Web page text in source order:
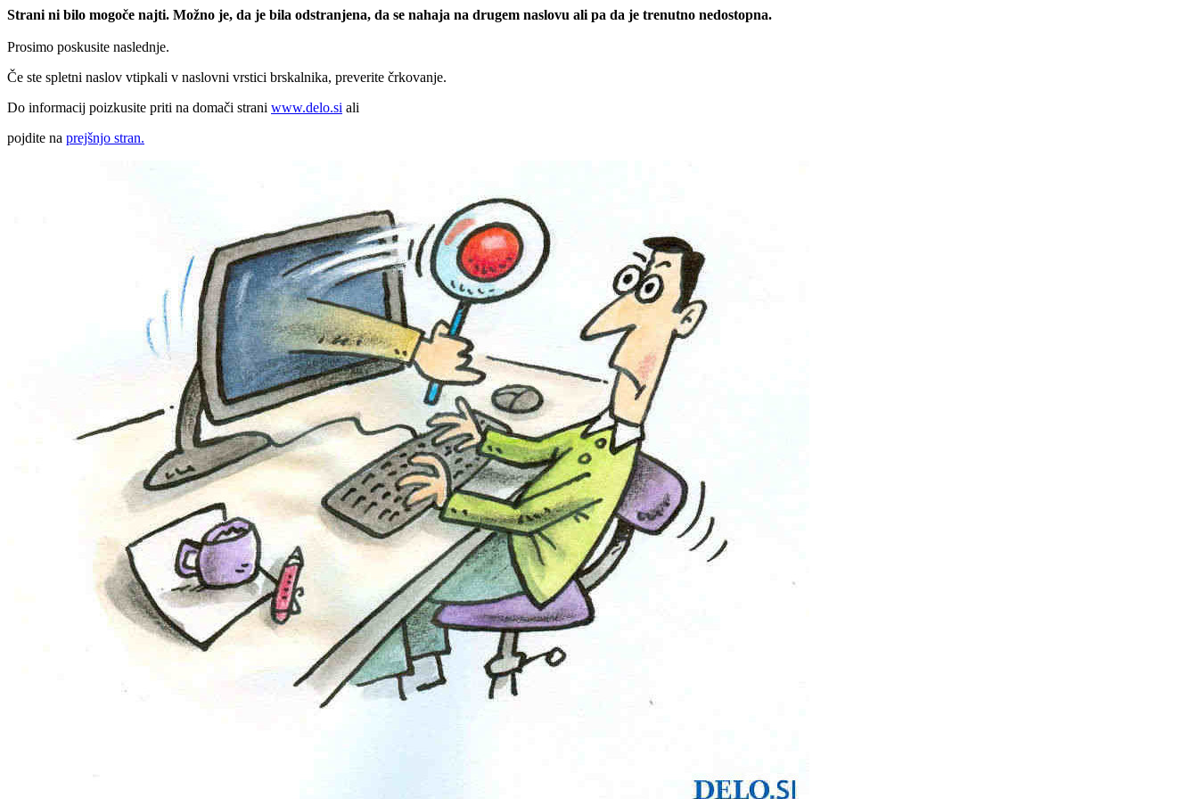
Strani ni bilo mogoče najti. Možno je, da je bila odstranjena, da se nahaja na drugem naslovu ali pa da je trenutno nedostopna.
Prosimo poskusite naslednje.
Če ste spletni naslov vtipkali v naslovni vrstici brskalnika, preverite črkovanje.
Do informacij poizkusite priti na domači strani www.delo.si ali
pojdite na prejšnjo stran.